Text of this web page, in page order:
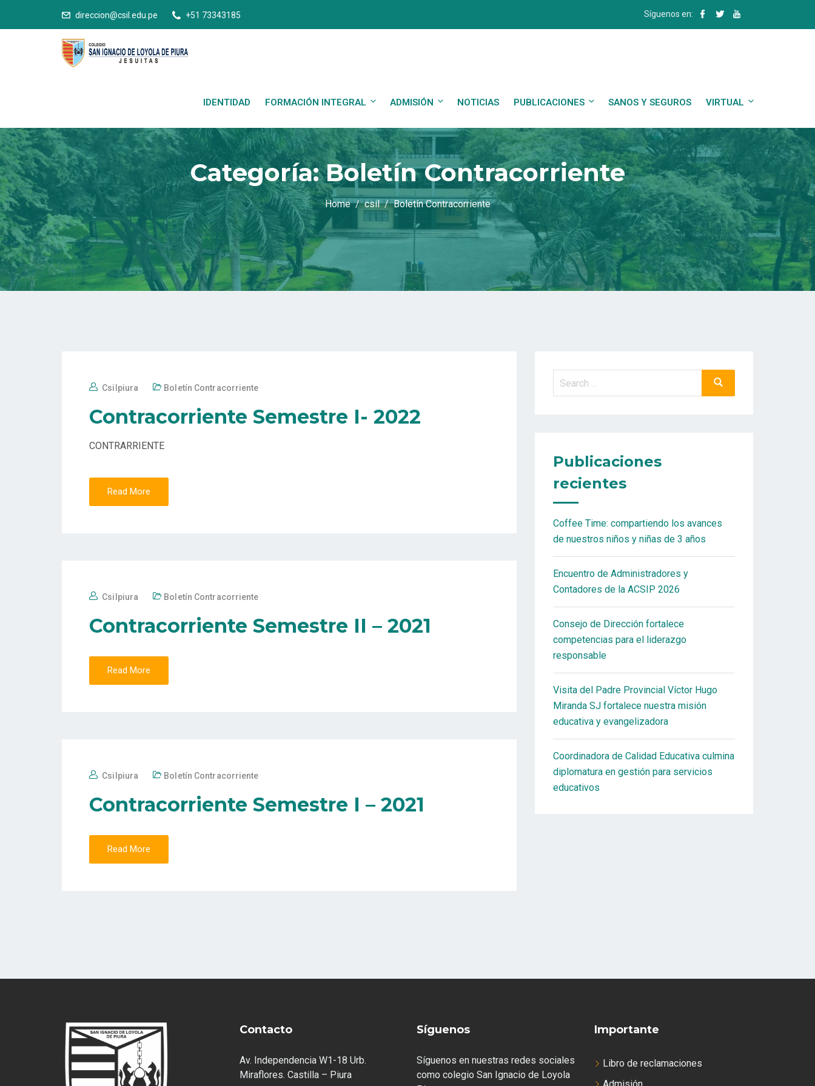
direccion@csil.edu.pe +51 73343185 Síguenos en:
IDENTIDAD FORMACIÓN INTEGRAL ADMISIÓN NOTICIAS PUBLICACIONES SANOS Y SEGUROS VIRTUAL
Categoría:Boletín Contracorriente
Home csil Boletín Contracorriente
Csilpiura Boletín Contracorriente
Contracorriente Semestre I- 2022
CONTRARRIENTE
Read More
Csilpiura Boletín Contracorriente
Contracorriente Semestre II – 2021
Read More
Csilpiura Boletín Contracorriente
Contracorriente Semestre I – 2021
Read More
Search
Search
Publicaciones
recientes
Coffee Time: compartiendo los avances
de nuestros niños y niñas de 3 años
Encuentro de Administradores y
Contadores de la ACSIP 2026
Consejo de Dirección fortalece
competencias para el liderazgo
responsable
Visita del Padre Provincial Víctor Hugo
Miranda SJ fortalece nuestra misión
educativa y evangelizadora
Coordinadora de Calidad Educativa culmina
diplomatura en gestión para servicios
educativos
Contacto
Av. Independencia W1-18 Urb.
Miraflores. Castilla – Piura
Síguenos
Síguenos en nuestras redes sociales
como colegio San Ignacio de Loyola
Importante
Libro de reclamaciones